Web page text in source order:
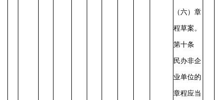
（六）章
程草案。
第十条
民办非企
业单位的
章程应当